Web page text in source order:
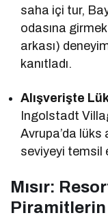
saha içi tur,
odasına
arkası)
kanıtladı.
Alışverişte
Ingolstadt
Avrupa’da lüks
seviyeyi temsil
Mısır: